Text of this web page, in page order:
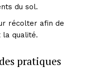
du sol.
récolter afin de
la qualité.
pratiques